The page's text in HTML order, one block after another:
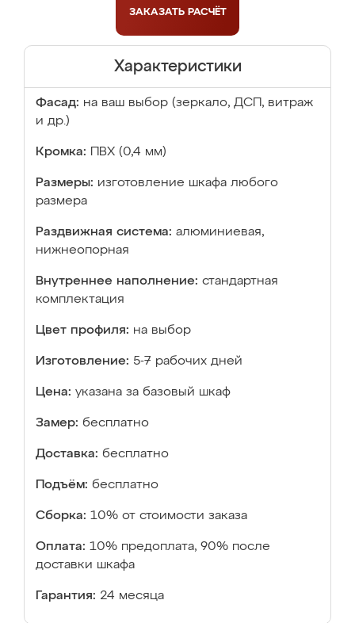
ЗАКАЗАТЬ РАСЧЁТ
Характеристики
Фасад: на ваш выбор (зеркало, ДСП, витраж
и др.)
Кромка: ПВХ (0,4 мм)
Размеры: изготовление шкафа любого
размера
Раздвижная система: алюминиевая,
нижнеопорная
Внутреннее наполнение: стандартная
комплектация
Цвет профиля: на выбор
Изготовление: 5-7 рабочих дней
Цена: указана за базовый шкаф
Замер: бесплатно
Доставка: бесплатно
Подъём: бесплатно
Сборка: 10% от стоимости заказа
Оплата: 10% предоплата, 90% после
доставки шкафа
Гарантия: 24 месяца